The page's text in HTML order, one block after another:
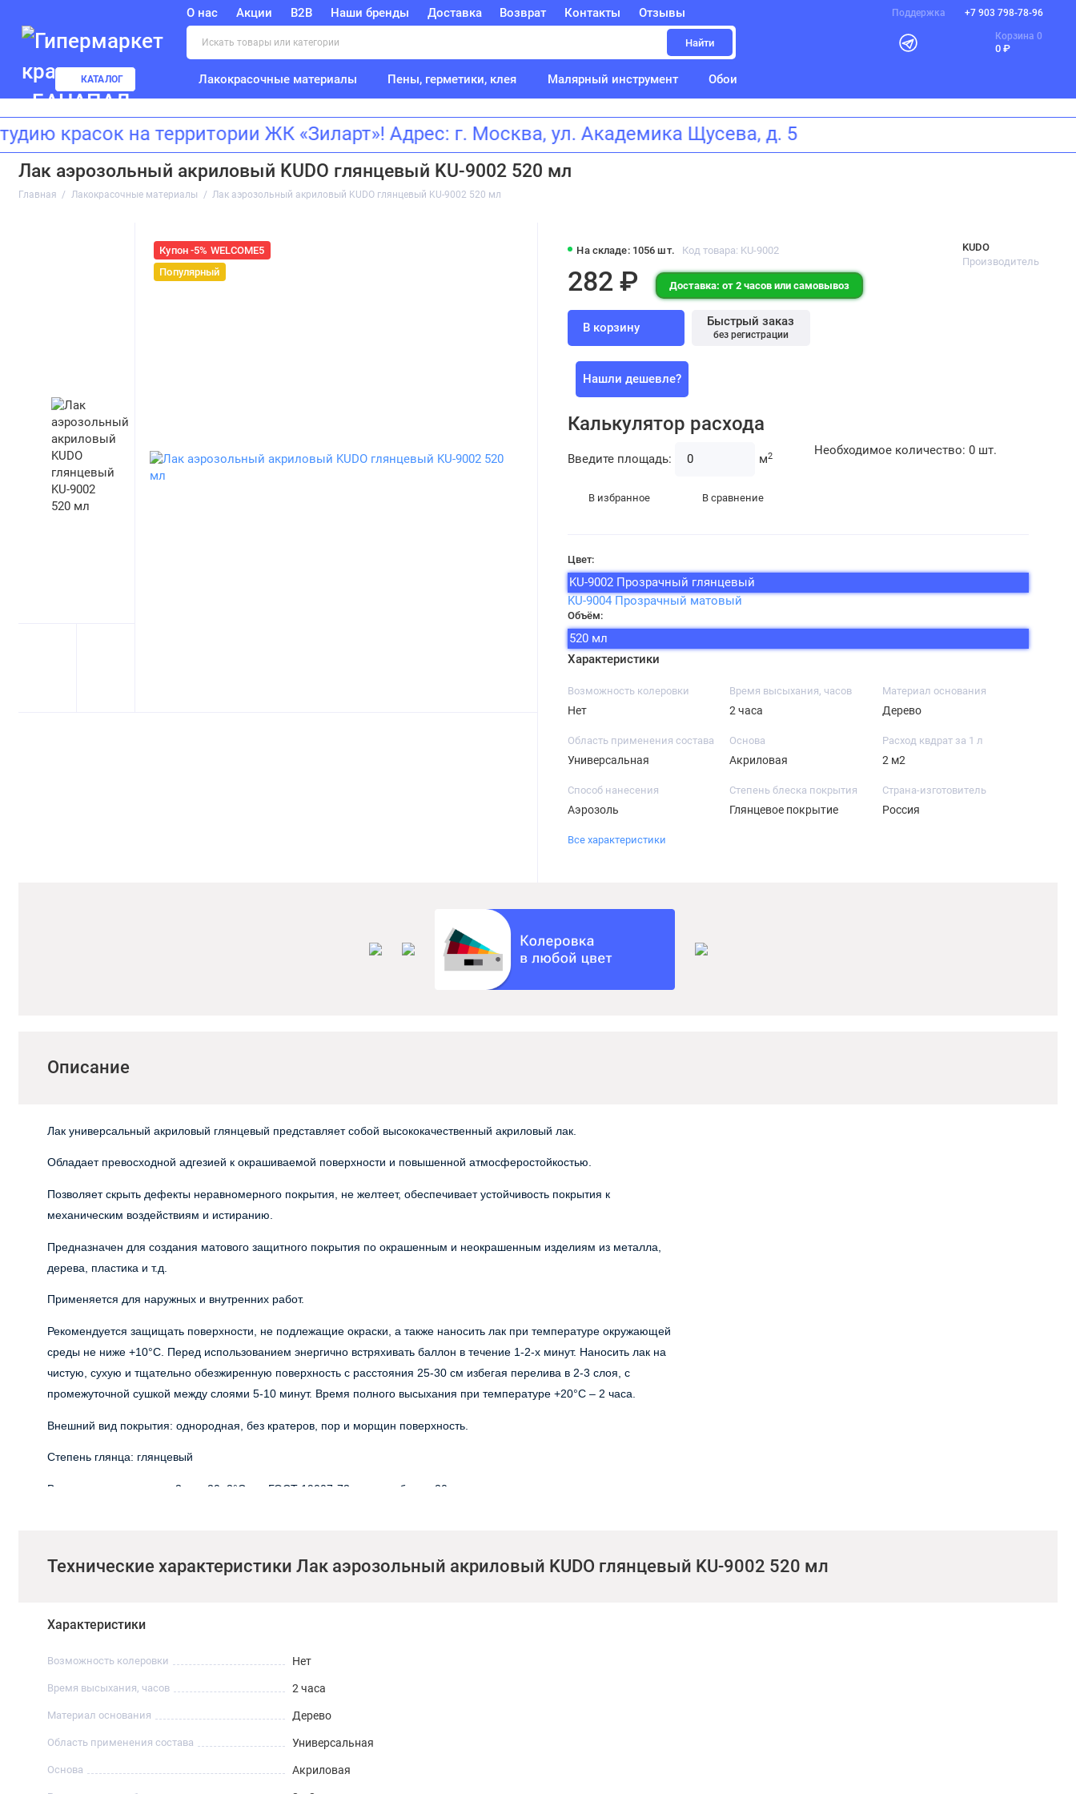
О нас Акции B2B Наши бренды Доставка Возврат Контакты Отзывы Поддержка +7 903 798-78-96
Найти
Корзина 0
0 ₽
КАТАЛОГ Лакокрасочные материалы Пены, герметики, клея Малярный инструмент Обои
красок на территории ЖК «Зиларт»! Адрес: г. Москва, ул. Академика Щусева, д. 5
Лак аэрозольный акриловый KUDO глянцевый KU-9002 520 мл
Главная Лакокрасочные материалы Лак аэрозольный акриловый KUDO глянцевый KU-9002 520 мл
Купон -5% WELCOME5
Популярный
На складе: 1056 шт. Код товара: KU-9002
KUDO
Производитель
282 ₽ Доставка: от 2 часов или самовывоз
В корзину Быстрый заказ
без регистрации
Нашли дешевле?
Калькулятор расхода
Введите площадь: м2 Необходимое количество: 0шт.
В избранное В сравнение
Цвет:
KU-9002 Прозрачный глянцевый
KU-9004 Прозрачный матовый
Объём:
520 мл
Характеристики
Возможность колеровки
Нет
Время высыхания, часов
2 часа
Материал основания
Дерево
Область применения состава
Универсальная
Основа
Акриловая
Расход квдрат за 1 л
2 м2
Способ нанесения
Аэрозоль
Степень блеска покрытия
Глянцевое покрытие
Страна-изготовитель
Россия
Все характеристики
Описание
Лак универсальный акриловый глянцевый представляет собой высококачественный акриловый лак.
Обладает превосходной адгезией к окрашиваемой поверхности и повышенной атмосферостойкостью.
Позволяет скрыть дефекты неравномерного покрытия, не желтеет, обеспечивает устойчивость покрытия к
механическим воздействиям и истиранию.
Предназначен для создания матового защитного покрытия по окрашенным и неокрашенным изделиям из металла,
дерева, пластика и т.д.
Применяется для наружных и внутренних работ.
Рекомендуется защищать поверхности, не подлежащие окраски, а также наносить лак при температуре окружающей
среды не ниже +10°С. Перед использованием энергично встряхивать баллон в течение 1-2-х минут. Наносить лак на
чистую, сухую и тщательно обезжиренную поверхность с расстояния 25-30 см избегая перелива в 2-3 слоя, с
промежуточной сушкой между слоями 5-10 минут. Время полного высыхания при температуре +20°С – 2 часа.
Внешний вид покрытия: однородная, без кратеров, пор и морщин поверхность.
Степень глянца: глянцевый
Высыхание: до степени 3 при 20±2°С, по ГОСТ 19007-73, мин, не более 20.
пропан, бутан, диметиловый эфир.
Группа пожарной опасности по НПБ 256-99: 1.
Технические характеристики Лак аэрозольный акриловый KUDO глянцевый KU-9002 520 мл
Характеристики
Возможность колеровки Нет
Время высыхания, часов 2 часа
Материал основания Дерево
Область применения состава Универсальная
Основа Акриловая